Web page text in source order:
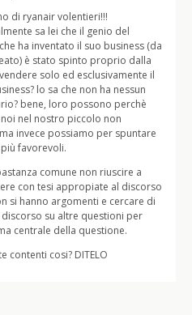
di ryanair volentieri!!!
sa lei che il genio del
ha inventato il suo business (da
è stato spinto proprio dalla
solo ed esclusivamente il
lo sa che non ha nessun
bene, loro possono perchè
nel nostro piccolo non
invece possiamo per spuntare
favorevoli.
comune non riuscire a
con tesi appropiate al discorso
si hanno argomenti e cercare di
su altre questioni per
centrale della questione.
contenti cosi? DITELO